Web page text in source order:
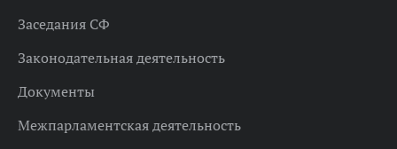
Заседания СФ
Законодательная деятельность
Документы
Межпарламентская деятельность